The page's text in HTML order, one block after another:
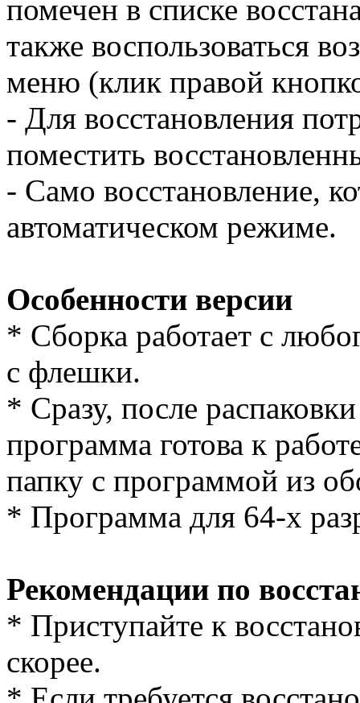
помечен в списке
также воспользоваться
меню (клик правой
- Для восстановления
поместить
- Само восстановление,
автоматическом режиме.
Особенности версии
* Cборка работает с
с флешки.
* Сразу, после
программа готова к
папку с программой из
* Программа для 64-х
Рекомендации по
* Приступайте к
скорее.